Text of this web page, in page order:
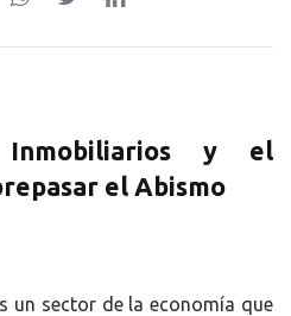
Inmobiliarios y el
el Abismo
un sector de la economía que